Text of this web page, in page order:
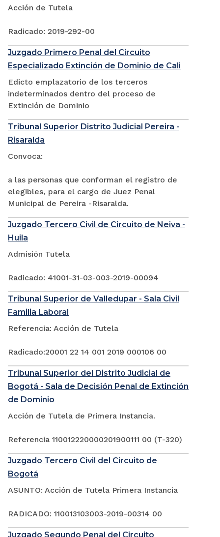
Acción de Tutela
Radicado: 2019-292-00
Juzgado Primero Penal del Circuito
Especializado Extinción de Dominio de Cali
Edicto emplazatorio de los terceros
indeterminados dentro del proceso de
Extinción de Dominio
Tribunal Superior Distrito Judicial Pereira -
Risaralda
Convoca:
a las personas que conforman el registro de
elegibles, para el cargo de Juez Penal
Municipal de Pereira -Risaralda.
Juzgado Tercero Civil de Circuito de Neiva -
Huila
Admisión Tutela
Radicado: 41001-31-03-003-2019-00094
Tribunal Superior de Valledupar - Sala Civil
Familia Laboral
Referencia: Acción de Tutela
Radicado:20001 22 14 001 2019 000106 00
Tribunal Superior del Distrito Judicial de
Bogotá - Sala de Decisión Penal de Extinción
de Dominio
Acción de Tutela de Primera Instancia.
Referencia 110012220000201900111 00 (T-320)
Juzgado Tercero Civil del Circuito de
Bogotá
ASUNTO: Acción de Tutela Primera Instancia
RADICADO: 110013103003-2019-00314 00
Juzgado Segundo Penal del Circuito